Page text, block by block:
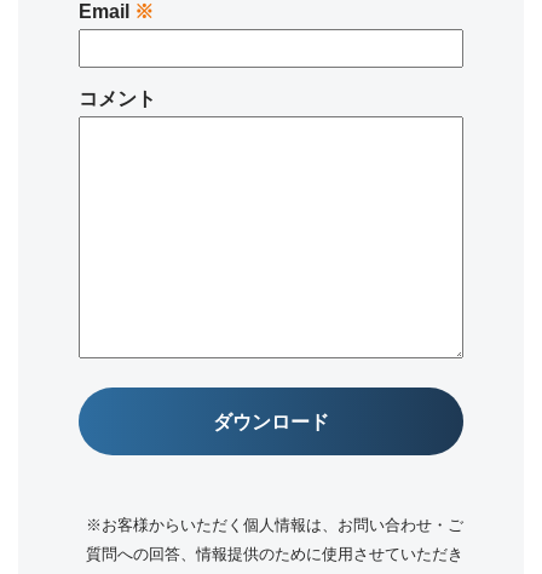
Email ※
コメント
ダウンロード
※お客様からいただく個人情報は、お問い合わせ・ご
質問への回答、情報提供のために使用させていただき